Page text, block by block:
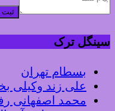
ثبت
سینگل ترک
بسطام تهران
علی زند وکیلی
محمد اصفهانی